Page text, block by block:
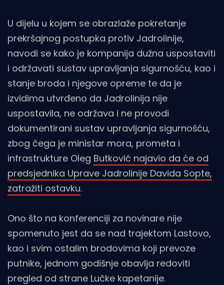
U dijelu u kojem se obrazlaže pokretanje
prekršajnog postupka protiv Jadrolinije,
navodi se kako je kompanija dužna uspostaviti
i održavati sustav upravljanja sigurnošću, kao i
stanje broda i njegove opreme te da je
izvidima utvrđeno da Jadrolinija nije
uspostavila, ne održava i ne provodi
dokumentirani sustav upravljanja sigurnošću,
zbog čega je ministar mora, prometa i
infrastrukture Oleg Butković najavio da će od
predsjednika Uprave Jadrolinije Davida Sopte,
zatražiti ostavku.
Ono što na konferenciji za novinare nije
spomenuto jest da se nad trajektom Lastovo,
kao i svim ostalim brodovima koji prevoze
putnike, jednom godišnje obavlja redoviti
pregled od strane Lučke kapetanije.